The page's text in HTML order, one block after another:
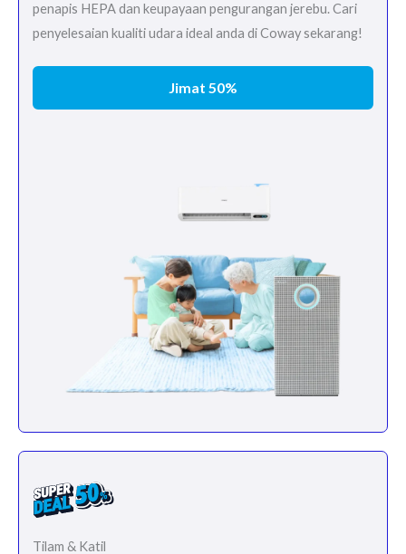
penapis HEPA dan keupayaan pengurangan jerebu. Cari
penyelesaian kualiti udara ideal anda di Coway sekarang!
Jimat 50%
Tilam & Katil